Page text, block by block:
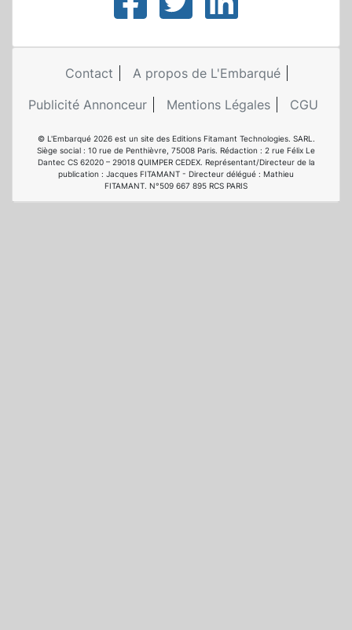
Contact
A propos de L'Embarqué
Publicité Annonceur
Mentions Légales CGU
© L'Embarqué 2026 est un site des Editions Fitamant Technologies. SARL.
Siège social : 10 rue de Penthièvre, 75008 Paris. Rédaction : 2 rue Félix Le
Dantec CS 62020 – 29018 QUIMPER CEDEX. Représentant/Directeur de la
publication : Jacques FITAMANT - Directeur délégué : Mathieu
FITAMANT. N°509 667 895 RCS PARIS